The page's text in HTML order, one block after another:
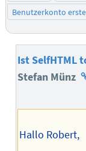
Benutzerkonto
Ist SelfHTML
Stefan Münz
Hallo Robert,